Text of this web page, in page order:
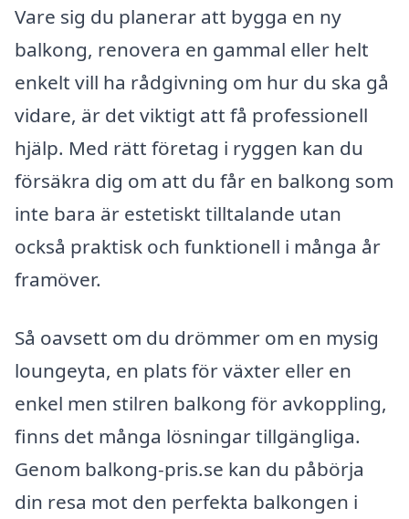
Vare sig du planerar att bygga en ny
balkong, renovera en gammal eller helt
enkelt vill ha rådgivning om hur du ska gå
vidare, är det viktigt att få professionell
hjälp. Med rätt företag i ryggen kan du
försäkra dig om att du får en balkong som
inte bara är estetiskt tilltalande utan
också praktisk och funktionell i många år
framöver.
Så oavsett om du drömmer om en mysig
loungeyta, en plats för växter eller en
enkel men stilren balkong för avkoppling,
finns det många lösningar tillgängliga.
Genom balkong-pris.se kan du påbörja
din resa mot den perfekta balkongen i